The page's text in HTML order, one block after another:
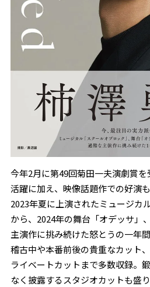
今年2月に第49回菊田一夫演劇賞
活躍に加え、映像話題作での好演
2023年夏に上演されたミュージカ
から、2024年の舞台「オデッサ」
主演作に挑み続けた怒とうの一年
稽古中や本番前後の貴重なカット
ライベートカットまで多数収録。
なく披露するスタジオカットも盛